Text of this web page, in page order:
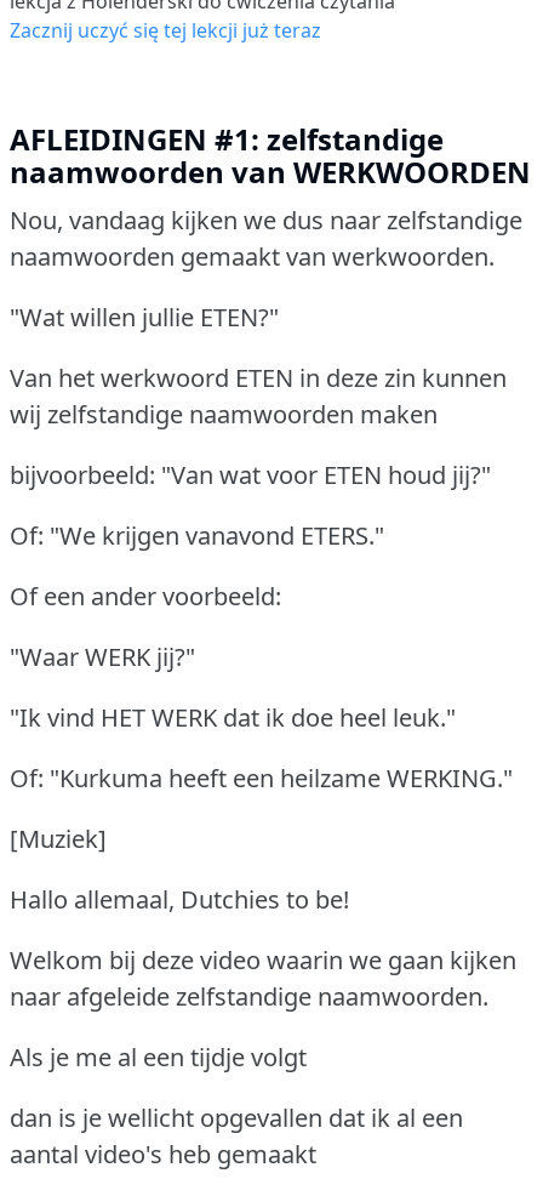
Zacznij uczyć się tej lekcji już teraz
AFLEIDINGEN #1: zelfstandige
naamwoorden van WERKWOORDEN
Nou, vandaag kijken we dus naar zelfstandige
naamwoorden gemaakt van werkwoorden.
"Wat willen jullie ETEN?"
Van het werkwoord ETEN in deze zin kunnen
wij zelfstandige naamwoorden maken
bijvoorbeeld: "Van wat voor ETEN houd jij?"
Of: "We krijgen vanavond ETERS."
Of een ander voorbeeld:
"Waar WERK jij?"
"Ik vind HET WERK dat ik doe heel leuk."
Of: "Kurkuma heeft een heilzame WERKING."
[Muziek]
Hallo allemaal, Dutchies to be!
Welkom bij deze video waarin we gaan kijken
naar afgeleide zelfstandige naamwoorden.
Als je me al een tijdje volgt
dan is je wellicht opgevallen dat ik al een
aantal video's heb gemaakt